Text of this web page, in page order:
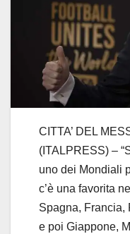
CITTA’ DEL
(ITALPRESS) –
uno dei Mondiali
c’è una favorita
Spagna, Francia,
e poi Giappone,